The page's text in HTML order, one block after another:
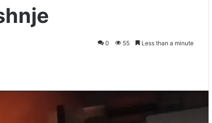
0 55 Less than a minute